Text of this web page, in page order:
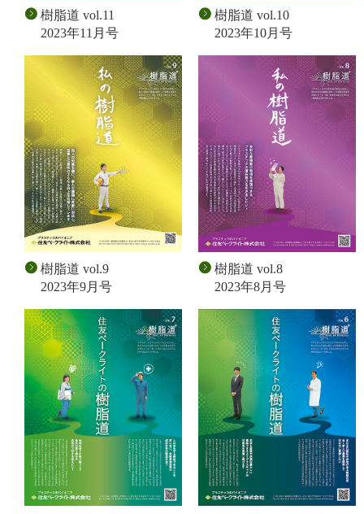
樹脂道 vol.11
2023年11月号
樹脂道 vol.10
2023年10月号
樹脂道 vol.9
2023年9月号
樹脂道 vol.8
2023年8月号